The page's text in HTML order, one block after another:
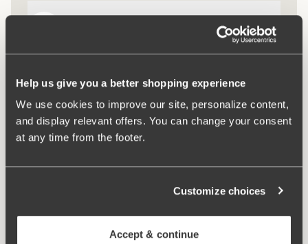
Help us give you a better shopping experience
We use cookies to improve our site, personalize content,
and display relevant offers. You can change your consent
at any time from the footer.
Customize choices
Accept & continue
Spalline comfort
Keep Fresh